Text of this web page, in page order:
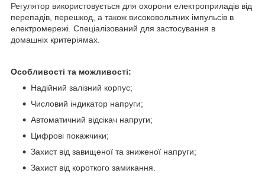
Регулятор використовується для охорони електроприладів від
перепадів, перешкод, а також високовольтних імпульсів в
електромережі. Спеціалізований для застосування в
домашніх критеріямах.
Особливості та можливості:
Надійний залізний корпус;
Числовий індикатор напруги;
Автоматичний відсікач напруги;
Цифрові покажчики;
Захист від завищеної та зниженої напруги;
Захист від короткого замикання.